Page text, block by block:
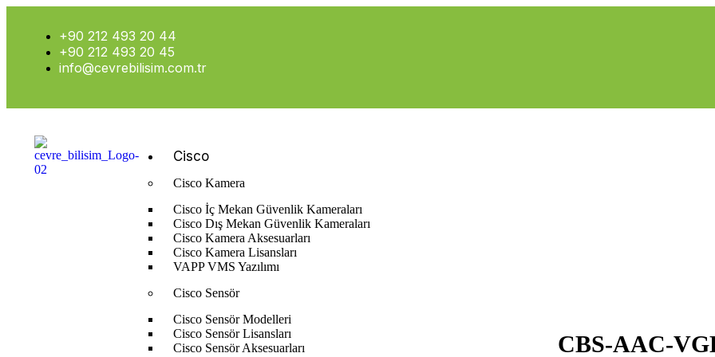
+90 212 493 20 44
+90 212 493 20 45
info@cevrebilisim.com.tr
Cisco
Cisco Kamera
Cisco İç Mekan Güvenlik Kameraları
Cisco Dış Mekan Güvenlik Kameraları
Cisco Kamera Aksesuarları
Cisco Kamera Lisansları
VAPP VMS Yazılımı
Cisco Sensör
Cisco Sensör Modelleri
Cisco Sensör Lisansları
Cisco Sensör Aksesuarları
Bosch Kamera Sistemi Bosch Cloud Services
CBS-AAC-